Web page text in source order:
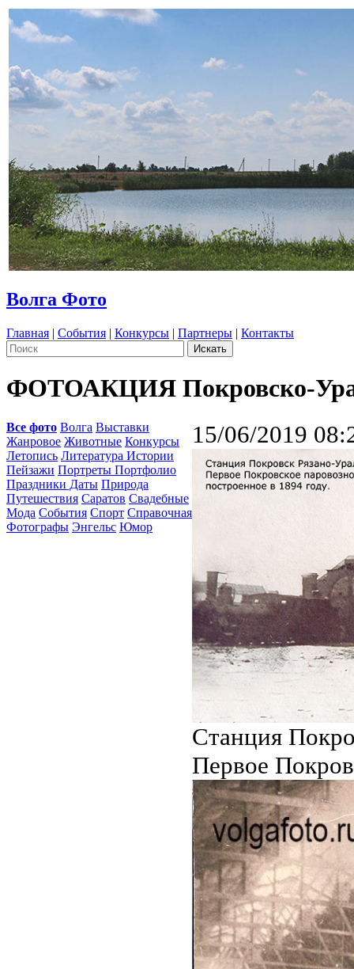
Волга Фото
Главная | События | Конкурсы | Партнеры | Контакты
ФОТОАКЦИЯ Покровско-
Все фото Волга Выставки
Жанровое Животные Конкурсы
Летопись Литература Истории
Пейзажи Портреты Портфолио
Праздники Даты Природа
Путешествия Саратов Свадебные
Мода События Спорт Справочная
Фотографы Энгельс Юмор
15/06/2019
Станция
Первое